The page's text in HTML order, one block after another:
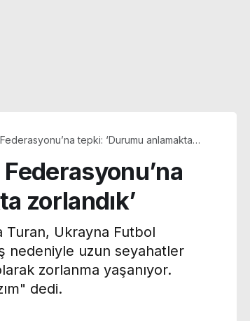
tepki: ‘Durumu anlamakta
zorlandık’
Turan, Ukrayna Futbol
nedeniyle uzun seyahatler
zorlanma yaşanıyor.
dedi.